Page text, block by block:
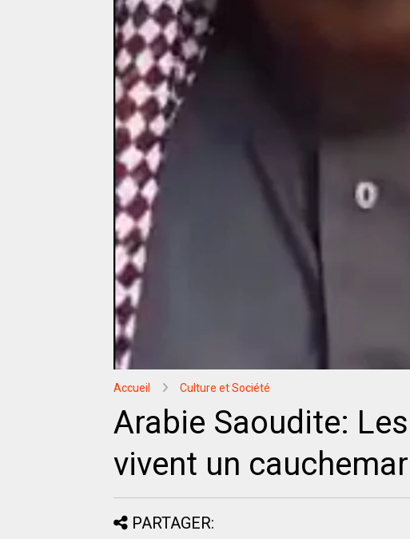
Accueil Culture et Société
Arabie Saoudite:
vivent un cauchemar
PARTAGER: